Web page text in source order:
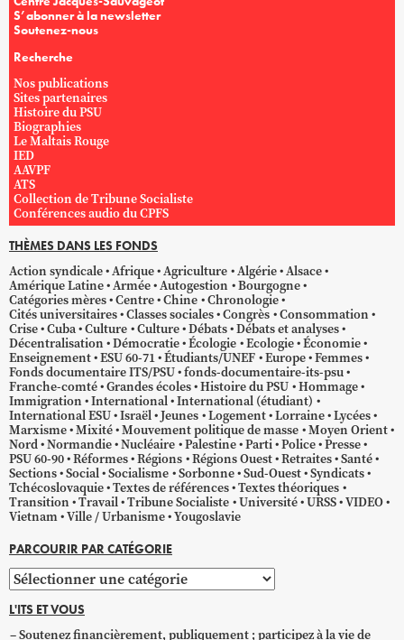
S’abonner à la newsletter
Soutenez-nous
Recherche
Nos publications
Sites partenaires
Histoire du PSU
Biographies
Le Maltais Rouge
IED
AAVPF
ATS
Collection de Tribune Socialiste
Conférences audio du CPFS
THÈMES DANS LES FONDS
Action syndicale Afrique Agriculture Algérie Alsace
Amérique Latine Armée Autogestion
Bourgogne
Catégories mères Centre Chine Chronologie
Cités universitaires Classes sociales Congrès Consommation
Crise Cuba Culture Culture Débats Débats et analyses
Décentralisation Démocratie Écologie Ecologie Économie
Enseignement ESU 60-71 Étudiants/UNEF Europe Femmes
Fonds documentaire ITS/PSU fonds-documentaire-its-psu
Franche-comté Grandes écoles Histoire du PSU Hommage
Immigration International International (étudiant)
International ESU Israël Jeunes Logement Lorraine Lycées
Marxisme Mixité Mouvement politique de masse Moyen Orient
Nord Normandie Nucléaire Palestine Parti Police Presse
PSU 60-90 Réformes Régions Régions Ouest Retraites Santé
Sections Social Socialisme Sorbonne Sud-Ouest Syndicats
Tchécoslovaquie Textes de références Textes théoriques
Transition Travail Tribune Socialiste Université URSS VIDEO
Vietnam Ville / Urbanisme Yougoslavie
PARCOURIR PAR CATÉGORIE
Parcourir
par
catégorie
L'ITS ET VOUS
Soutenez financièrement, publiquement ; participez à la vie de